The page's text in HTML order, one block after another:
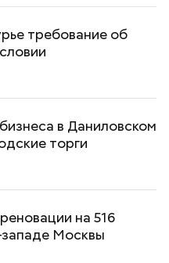
требование об
в Даниловском
торги
на 516
западе Москвы